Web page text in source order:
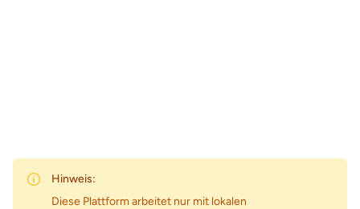
Hinweis:
Diese Plattform arbeitet nur mit lokalen